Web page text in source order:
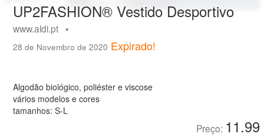
UP2FASHION® Vestido Desportivo
www.aldi.pt •
28 de Novembro de 2020 Expirado!
Algodão biológico, poliéster e viscose
vários modelos e cores
tamanhos: S-L
Preço: 11.99